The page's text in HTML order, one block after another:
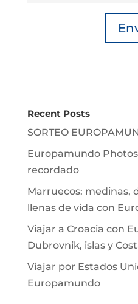
Recent Posts
SORTEO
Europamundo
recordado
Marruecos: medinas,
llenas de vida con
Viajar a Croacia con
Dubrovnik, islas y
Viajar por Estados
Europamundo